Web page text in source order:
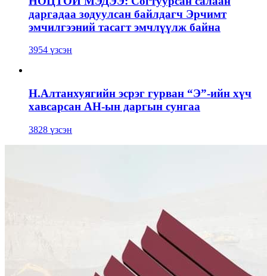
даргадаа зодуулсан байлдагч Эрчимт
эмчилгээний тасагт эмчлүүлж байна
3954 үзсэн
Н.Алтанхуягийн эсрэг гурван “Э”-ийн хүч
хавсарсан АН-ын даргын сунгаа
3828 үзсэн